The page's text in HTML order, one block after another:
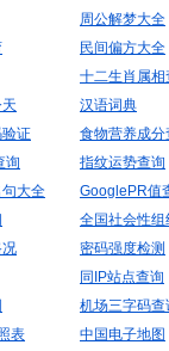
周公解梦大全
民间偏方大全
十二生肖属相
汉语词典
证
食物营养成分
询
指纹运势查询
大全
GooglePR值
全国社会性组
密码强度检测
同IP站点查询
机场三字码查
表
中国电子地图